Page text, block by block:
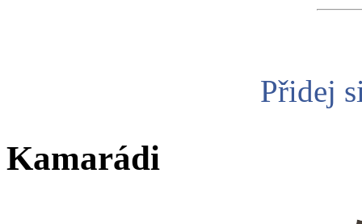
Přidej
Kamarádi